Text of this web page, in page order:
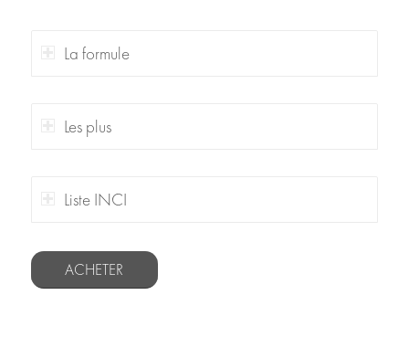
La formule
Les plus
Liste INCI
ACHETER